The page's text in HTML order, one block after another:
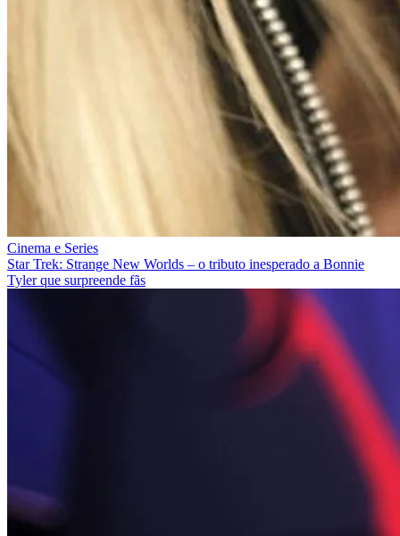
Cinema e Series
Star Trek: Strange New Worlds – o tributo inesperado a Bonnie
Tyler que surpreende fãs